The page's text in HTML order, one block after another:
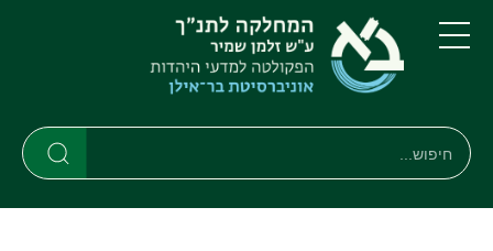
דילוג
לתוכן
העיקרי
דילוג
לתפריט
ניווט
ראשי
תפריט
חיפוש
חיפוש